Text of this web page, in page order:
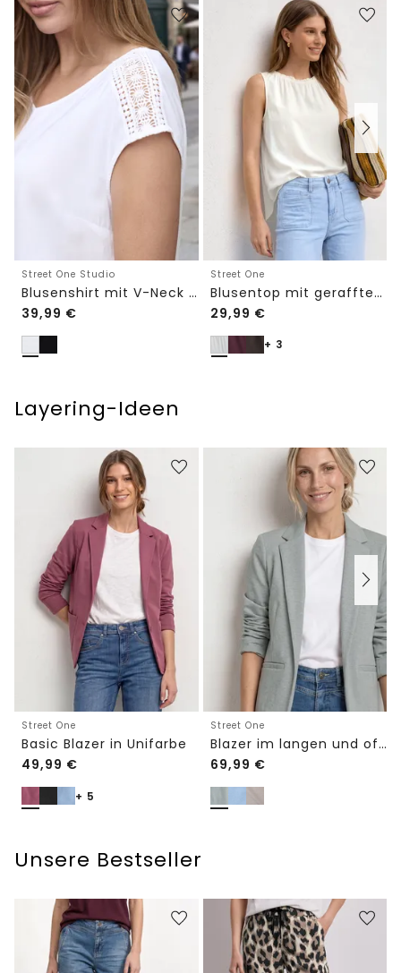
Street One Studio
Blusenshirt mit V-Neck und Spitze
39,99 €
Street One
Blusentop mit gerafftem Rundhals
29,99 €
+ 3
Layering-Ideen
Street One
Basic Blazer in Unifarbe
49,99 €
+ 5
Street One
Blazer im langen und offenen Schnitt
69,99 €
Unsere Bestseller